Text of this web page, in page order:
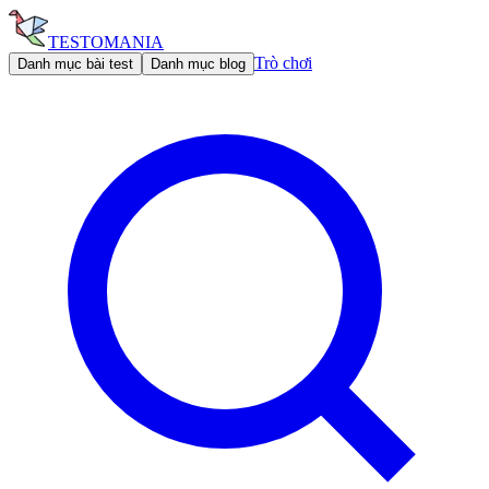
TESTOMANIA
Danh mục bài test Danh mục blog Trò chơi